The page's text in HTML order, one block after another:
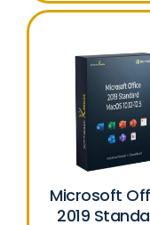
Microsoft
2019